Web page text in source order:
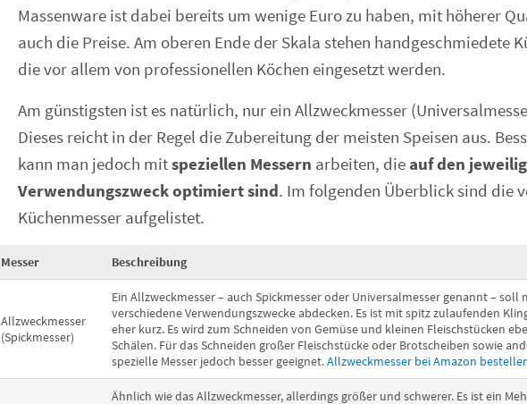
Massenware ist dabei bereits um wenige Euro zu haben, mit höherer
auch die Preise. Am oberen Ende der Skala stehen handgeschmiedete
die vor allem von professionellen Köchen eingesetzt werden.
Am günstigsten ist es natürlich, nur ein Allzweckmesser
Dieses reicht in der Regel die Zubereitung der meisten Speisen aus.
kann man jedoch mitspeziellen Messern arbeiten, die auf den
Verwendungszweck optimiert sind. Im folgenden Überblick sind die
Küchenmesser aufgelistet.
Messer Beschreibung
Allzweckmesser
(Spickmesser)
Ein Allzweckmesser – auch Spickmesser oder Universalmesser genannt – soll
verschiedene Verwendungszwecke abdecken. Es ist mit spitz zulaufenden
eher kurz. Es wird zum Schneiden von Gemüse und kleinen Fleischstücken
Schälen. Für das Schneiden großer Fleischstücke oder Brotscheiben sowie
spezielle Messer jedoch besser geeignet.Allzweckmesser bei Amazon
Ähnlich wie das Allzweckmesser, allerdings größer und schwerer. Es ist ein